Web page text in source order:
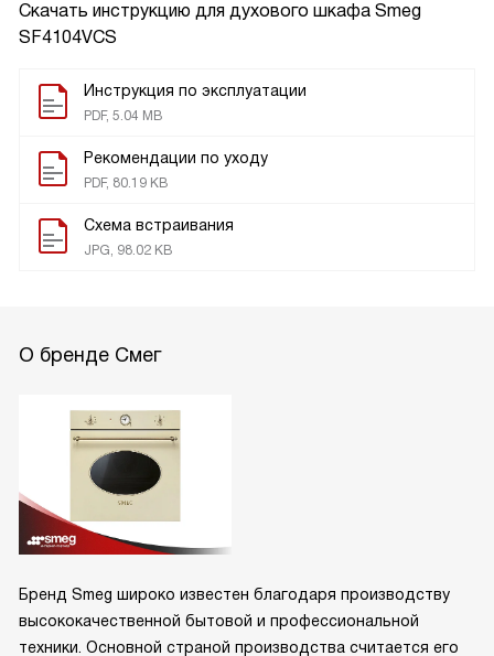
Скачать инструкцию для духового шкафа Smeg
SF4104VCS
Инструкция по эксплуатации
PDF, 5.04 MB
Рекомендации по уходу
PDF, 80.19 KB
Схема встраивания
JPG, 98.02 KB
О бренде Смег
Бренд Smeg широко известен благодаря производству
высококачественной бытовой и профессиональной
техники. Основной страной производства считается его